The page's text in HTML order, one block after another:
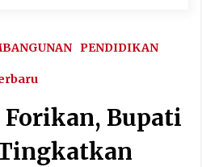
PENDIDIKAN
Bupati